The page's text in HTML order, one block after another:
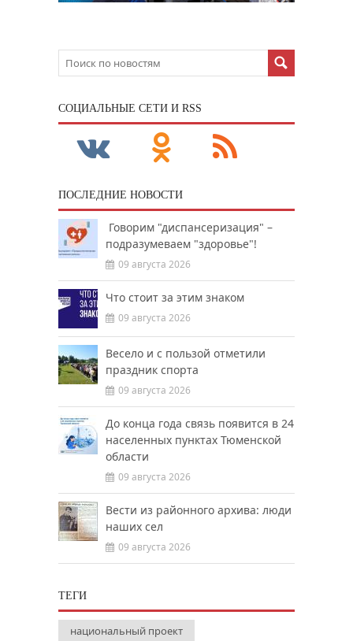
CОЦИАЛЬНЫЕ СЕТИ И RSS
ПОСЛЕДНИЕ НОВОСТИ
Говорим "диспансеризация" –
подразумеваем "здоровье"!
09 августа 2026
Что стоит за этим знаком
09 августа 2026
Весело и с пользой отметили
праздник спорта
09 августа 2026
До конца года связь появится в 24
населенных пунктах Тюменской
области
09 августа 2026
Вести из районного архива: люди
наших сел
09 августа 2026
ТЕГИ
национальный проект